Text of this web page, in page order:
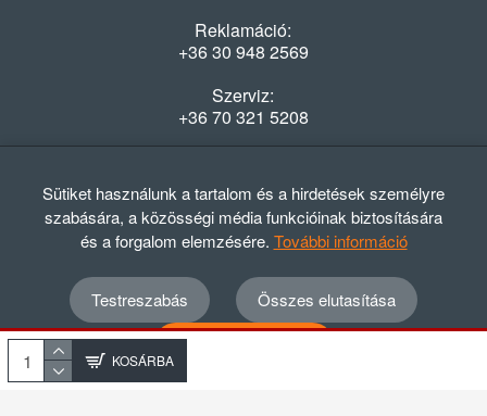
KOSÁRBA
Reklamáció:
+36 30 948 2569
Szerviz:
+36 70 321 5208
Hétfő-Péntek: 08:00-16:30
© 2012 - 2024 GASZTRΩMEGA Kft.
Adatvédelmi szabályzat
ÁSZF
Elállási nyilatkozat
Sütiket használunk a tartalom és a hirdetések személyre
szabására, a közösségi média funkcióinak biztosítására
és a forgalom elemzésére. További információ
Testreszabás
Összes elutasítása
Összes elfogadása